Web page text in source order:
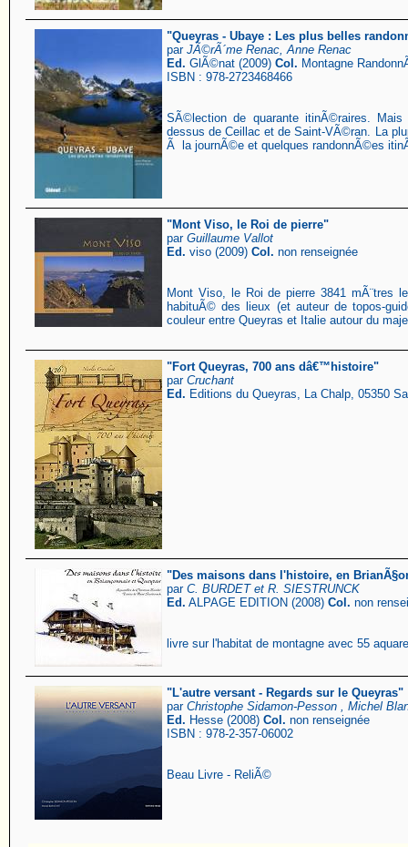
"Queyras - Ubaye : Les plus belles
par JÃ©rÃ´me Renac, Anne Renac
Ed. GlÃ©nat (2009) Col. Montagne
ISBN : 978-2723468466
SÃ©lection de quarante itinÃ©raires.
dessus de Ceillac et de Saint-VÃ©ran. La
Ã la journÃ©e et quelques randonnÃ©es
"Mont Viso, le Roi de pierre"
par Guillaume Vallot
Ed. viso (2009) Col. non renseignée
Mont Viso, le Roi de pierre 3841 mÃ¨tres
habituÃ© des lieux (et auteur de topos-
couleur entre Queyras et Italie autour du
"Fort Queyras, 700 ans dâ€™histoire"
par Cruchant
Ed. Editions du Queyras, La Chalp, 05350
"Des maisons dans l'histoire, en
par C. BURDET et R. SIESTRUNCK
Ed. ALPAGE EDITION (2008) Col. non
livre sur l'habitat de montagne avec 55
"L'autre versant - Regards sur le Queyras"
par Christophe Sidamon-Pesson , Michel
Ed. Hesse (2008) Col. non renseignée
ISBN : 978-2-357-06002
Beau Livre - ReliÃ©